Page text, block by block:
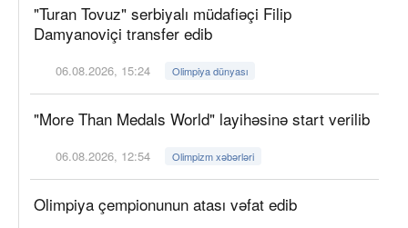
"Turan Tovuz" serbiyalı müdafiəçi Filip
Damyanoviçi transfer edib
06.08.2026, 15:24 Olimpiya dünyası
"More Than Medals World" layihəsinə start verilib
06.08.2026, 12:54 Olimpizm xəbərləri
Olimpiya çempionunun atası vəfat edib